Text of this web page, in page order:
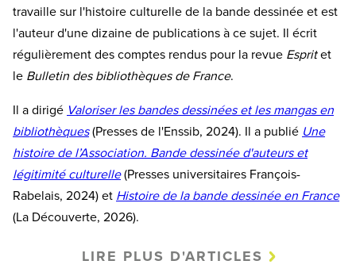
travaille sur l'histoire culturelle de la bande dessinée et est
l'auteur d'une dizaine de publications à ce sujet. Il écrit
régulièrement des comptes rendus pour la revue Espritet
le Bulletin des bibliothèques de France.
Il a dirigé Valoriser les bandes dessinées et les mangas en
bibliothèques(Presses de l'Enssib, 2024). Il a publié Une
histoire de l’Association. Bande dessinée d'auteurs et
légitimité culturelle(Presses universitaires François-
Rabelais, 2024) et Histoire de la bande dessinée en France
(La Découverte, 2026).
LIRE PLUS D'ARTICLES